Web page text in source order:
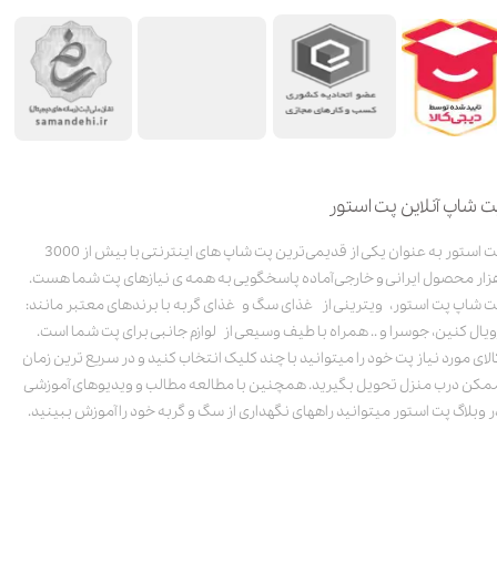
شاپ آنلاین پت استور
پت استور به عنوان یکی از قدیمی‌ترین پت شاپ های اینترنتی با بیش از 3000
محصول ایرانی و خارجی آماده پاسخگویی به همه ی نیازهای پت شما هست.
شاپ پت استور، ویترینی از غذای سگ و غذای گربه با برندهای معتبر مانند:
کنین، جوسرا و .. همراه با طیف وسیعی از لوازم جانبی برای پت شما است.
مورد نیاز پت خود را میتوانید با چند کلیک انتخاب کنید و در سریع ترین زمان
درب منزل تحویل بگیرید. همچنین با مطالعه مطالب و ویدیوهای آموزشی
وبلاگ پت استور میتوانید راههای نگهداری از سگ و گربه خود را آموزش ببینید.